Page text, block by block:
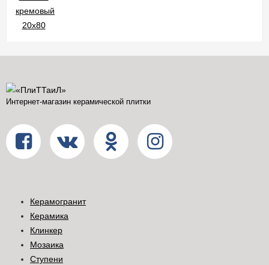
Интернет-магазин керамической плитки
Керамогранит
Керамика
Клинкер
Мозаика
Ступени